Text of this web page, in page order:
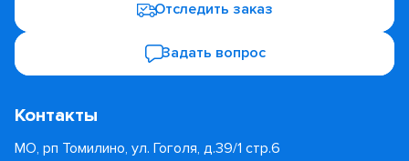
Отследить заказ
Задать вопрос
Контакты
МО, рп Томилино, ул. Гоголя, д.39/1 стр.6